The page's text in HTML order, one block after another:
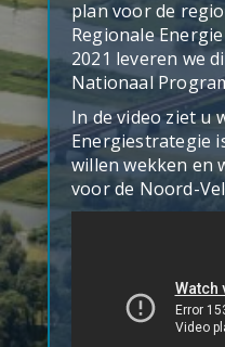
plan voor de
Regionale
2021 leveren we
Nationaal
In de video ziet u
Energiestrategie
willen wekken en
voor de Noord-